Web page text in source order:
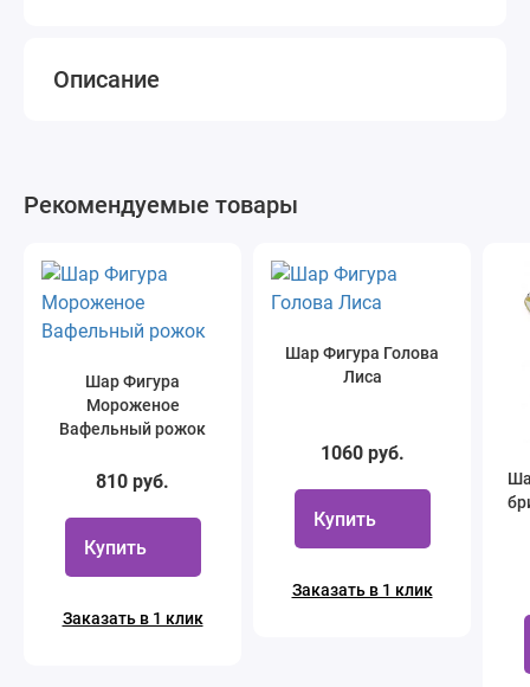
Описание
Рекомендуемые товары
Шар Фигура
Мороженое
Вафельный рожок
810 руб.
Купить
Заказать в 1 клик
Шар Фигура Голова
Лиса
1060 руб.
Купить
Заказать в 1 клик